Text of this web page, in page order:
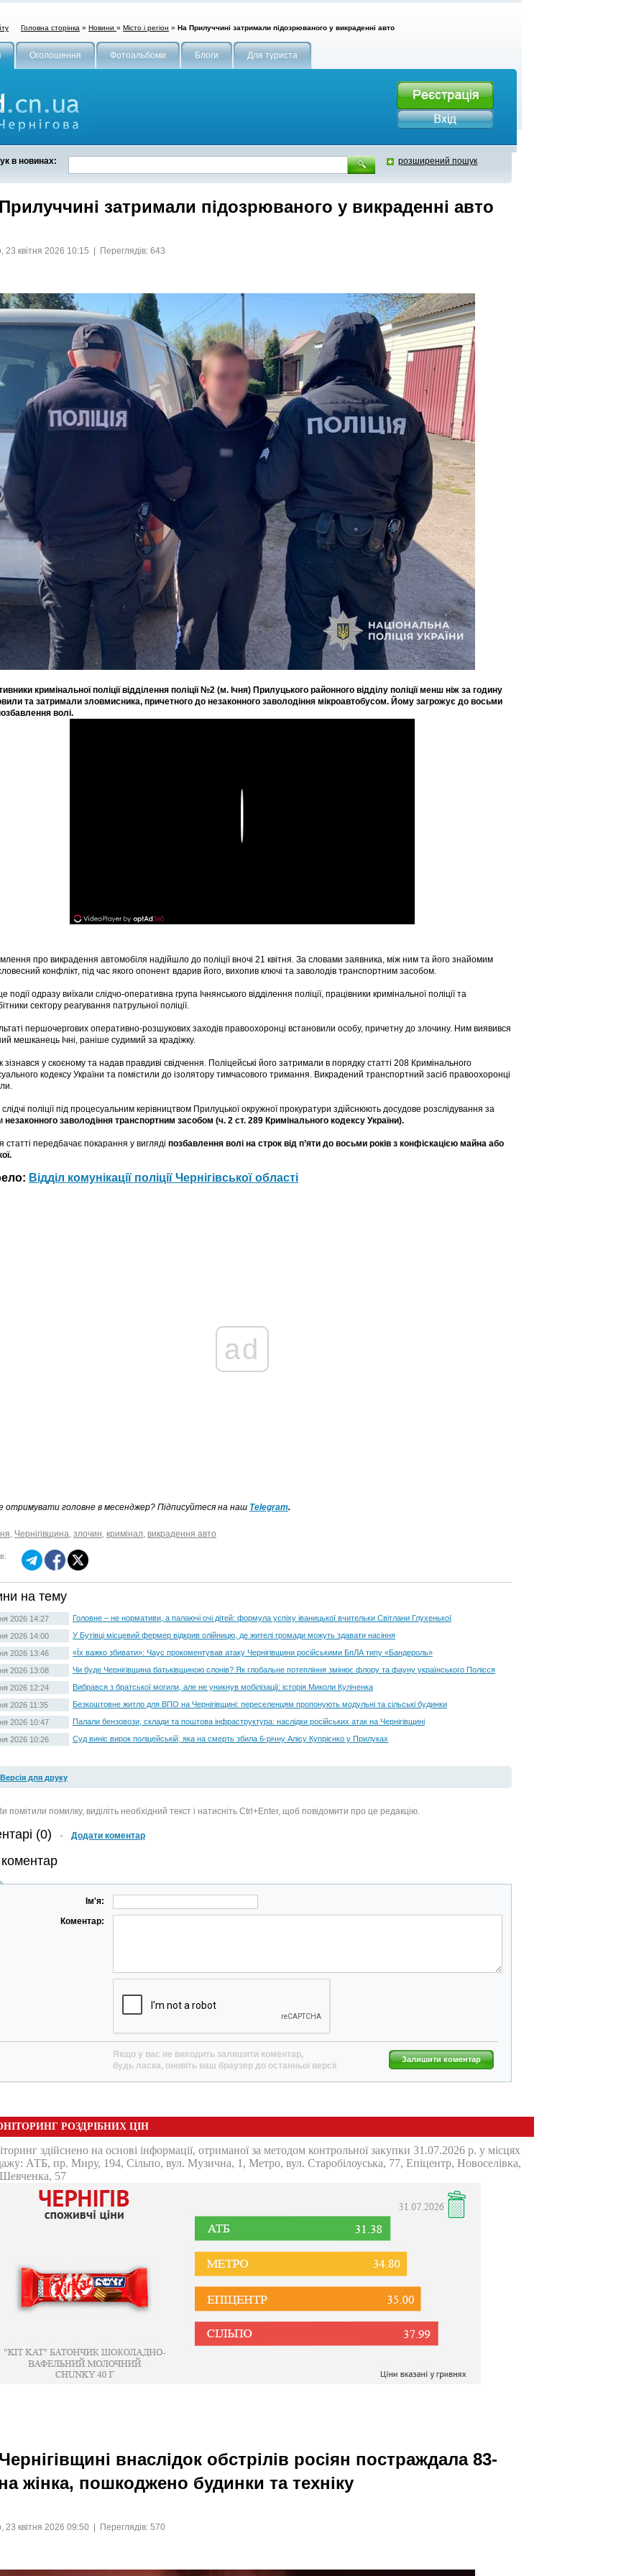
Головна сторінка » Новини » Місто і регіон » На Прилуччині затримали підозрюваного у викраденні авто
Оголошення Фотоальбоми Блоги Для туриста
в новинах: розширений пошук
затримали підозрюваного у викраденні авто
23 квітня 2026 10:15 | Переглядів: 643
кримінальної поліції відділення поліції №2 (м. Ічня) Прилуцького районного відділу поліції менш ніж за годину
та затримали зловмисника, причетного до незаконного заволодіння мікроавтобусом. Йому загрожує до восьми
волі.
про викрадення автомобіля надійшло до поліції вночі 21 квітня. За словами заявника, між ним та його знайомим
конфлікт, під час якого опонент вдарив його, вихопив ключі та заволодів транспортним засобом.
події одразу виїхали слідчо-оперативна група Ічнянського відділення поліції, працівники кримінальної поліції та
сектору реагування патрульної поліції.
першочергових оперативно-розшукових заходів правоохоронці встановили особу, причетну до злочину. Ним виявився
мешканець Ічні, раніше судимий за крадіжку.
зізнався у скоєному та надав правдиві свідчення. Поліцейські його затримали в порядку статті 208 Кримінального
кодексу України та помістили до ізолятору тимчасового тримання. Викрадений транспортний засіб правоохоронці
слідчі поліції під процесуальним керівництвом Прилуцької окружної прокуратури здійснюють досудове розслідування за
незаконного заволодіння транспортним засобом (ч. 2 ст. 289 Кримінального кодексу України).
статті передбачає покарання у вигляді позбавлення волі на строк від п’яти до восьми років з конфіскацією майна або
Відділ комунікації поліції Чернігівської області
ad
отримувати головне в месенджер? Підписуйтеся на наш Telegram.
, Чернігівщина, злочин, кримінал, викрадення авто
на тему
2026 14:27 Головне – не нормативи, а палаючі очі дітей: формула успіху іваницької вчительки Світлани Глухенької
2026 14:00 У Бутівці місцевий фермер відкрив олійницю, де жителі громади можуть здавати насіння
2026 13:46 «Їх важко збивати»: Чаус прокоментував атаку Чернігівщини російськими БпЛА типу «Бандероль»
2026 13:08 Чи буде Чернігівщина батьківщиною слонів? Як глобальне потепління змінює флору та фауну українського Полісся
2026 12:24 Вибрався з братської могили, але не уникнув мобілізації: історія Миколи Куліченка
2026 11:35 Безкоштовне житло для ВПО на Чернігівщині: переселенцям пропонують модульні та сільські будинки
2026 10:47 Палали бензовози, склади та поштова інфраструктура: наслідки російських атак на Чернігівщині
2026 10:26 Суд виніс вирок поліцейській, яка на смерть збила 6-річну Алісу Купрієнко у Прилуках
Версія для друку
помітили помилку, виділіть необхідний текст і натисніть Ctrl+Enter, щоб повідомити про це редакцію.
(0) Додати коментар
Ім'я:
Коментар:
Залишити коментар
Якщо у вас не виходить залишити коментар,
будь ласка, оновіть ваш браузер до останньої версії
внаслідок обстрілів росіян постраждала 83-
жінка, пошкоджено будинки та техніку
23 квітня 2026 09:50 | Переглядів: 570